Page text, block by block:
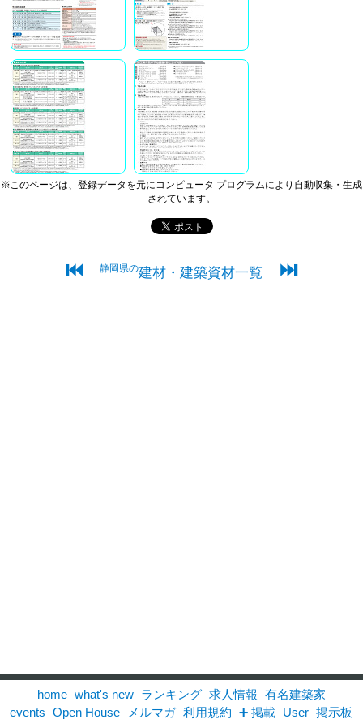
※このページは、登録データを元にコンピュータ プログラムにより自動収集・生成
されています。
⏮ 静岡県の建材・建築資材一覧 ⏭
home what's new ランキング 求人情報 有名建築家
events
Open House メルマガ 利用規約 ➕ 掲載 User 掲示板